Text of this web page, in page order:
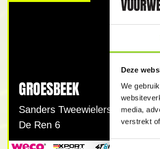
Deze
We
media,
verstrekt
GROESBEEK
Sanders Tweewielers
De Ren 6